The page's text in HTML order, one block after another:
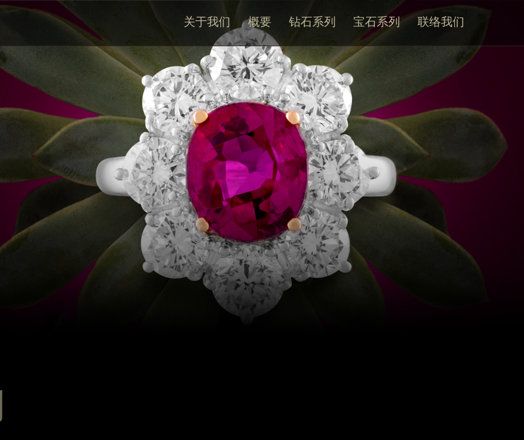
关于我们 概要 钻石系列 宝石系列 联络我们